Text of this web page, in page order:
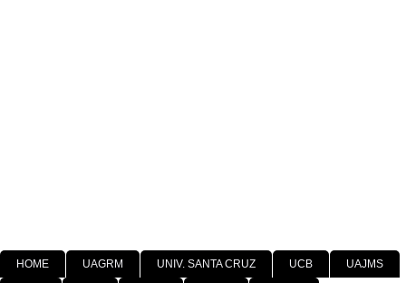
HOME UAGRM UNIV. SANTA CRUZ UCB UAJMS